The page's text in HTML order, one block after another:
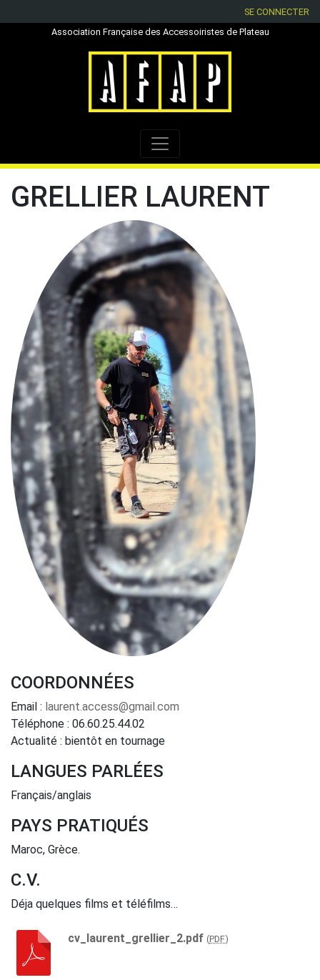
SE CONNECTER
Association Française des Accessoiristes de Plateau
GRELLIER LAURENT
COORDONNÉES
Email : laurent.access@gmail.com
Téléphone : 06.60.25.44.02
Actualité : bientôt en tournage
LANGUES PARLÉES
Français/anglais
PAYS PRATIQUÉS
Maroc, Grèce.
C.V.
Déja quelques films et téléfilms…
cv_laurent_grellier_2.pdf (PDF)